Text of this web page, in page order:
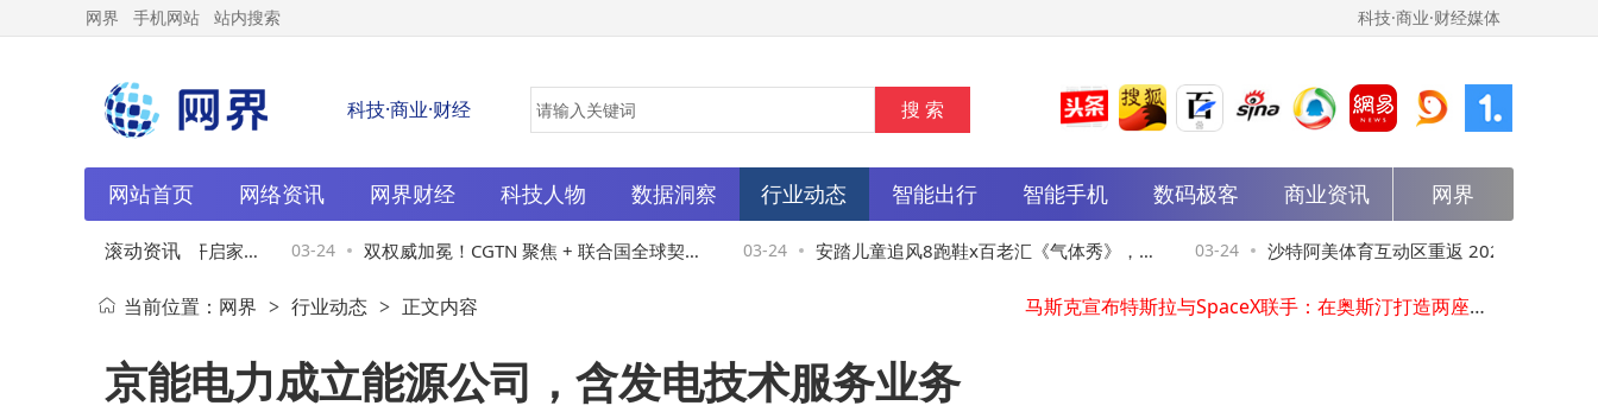
网界 手机网站 站内搜索 科技·商业·财经媒体
科技·商业·财经
网站首页 网络资讯 网界财经 科技人物 数据洞察 行业动态 智能出行 智能手机 数码极客 商业资讯 网界
滚动资讯
guangzhou开启家具 03-24 双权威加冕！CGTN 聚焦 + 联合国全球契约
组织成员，新能安让世界看见中国绿色智造
03-24 安踏儿童追风8跑鞋x百老汇《气体秀》，演 03-24 沙特阿美体育互动区重返 2026 年 F1® 中国
大奖赛
中科星图在宁波成立空海科技公司
紫光云推出工业与芯片垂类大模型，以AI技术赋能政企市场降本增效
马斯克“芯”布局：从银河构想到自建晶圆厂的算力野心
马斯克宣布特斯拉与SpaceX联手：在奥斯汀打造两座专用芯片工厂
当前位置： 网界 > 行业动态 > 正文内容
京能电力成立能源公司，含发电技术服务业务